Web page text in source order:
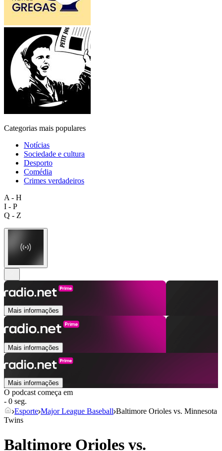
Categorias mais populares
Notícias
Sociedade e cultura
Desporto
Comédia
Crimes verdadeiros
A - H
I - P
Q - Z
Mais informações
Mais informações
Mais informações
O podcast começa em
- 0 seg.
Esporte Major League Baseball Baltimore Orioles vs. Minnesota
Twins
Baltimore Orioles vs.